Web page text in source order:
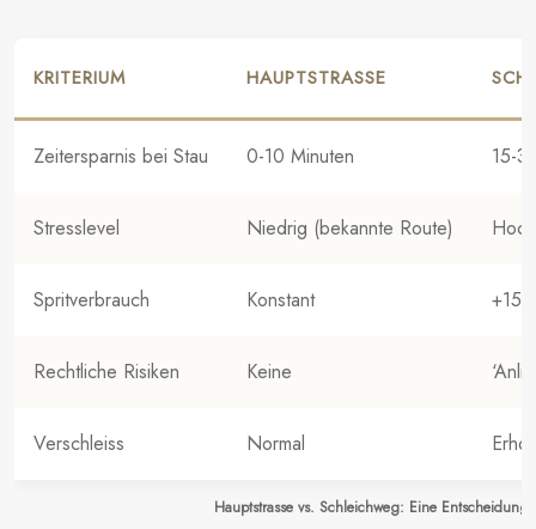
Hauptstrasse vs. Schleichweg: Eine
KRITERIUM HAUPTSTRASSE
Zeitersparnis bei Stau 0-10 Minuten 15-
Stresslevel Niedrig (bekannte Route)
Spritverbrauch Konstant +15-
Rechtliche Risiken Keine
Verschleiss Normal